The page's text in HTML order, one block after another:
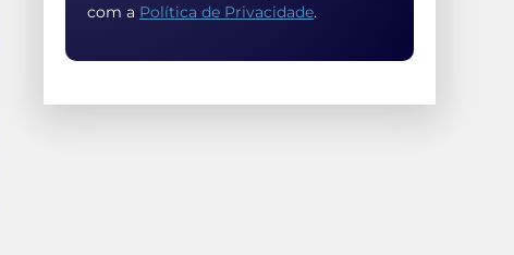
com a Política de Privacidade.